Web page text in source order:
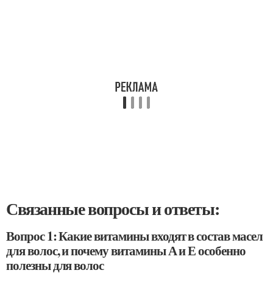
Связанные вопросы и ответы:
Вопрос 1: Какие витамины входят в состав масел
для волос, и почему витамины А и Е особенно
полезны для волос